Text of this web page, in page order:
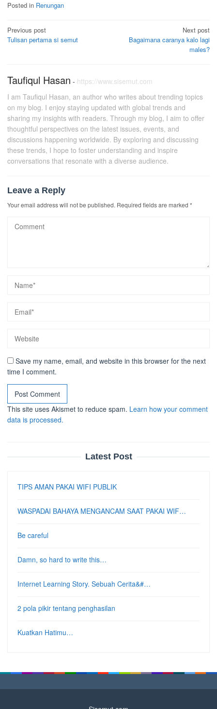
Posted in Renungan
Post
navigation
Previous post
Tulisan pertama si semut
Next post
Bagaimana caranya kalo lagi
males?
Taufiqul Hasan - https://www.sisemut.com
I am Taufiqul Hasan, an author who writes about trending topics
on my blog. I enjoy staying updated with global trends and
sharing my insights with readers. Through my blog, I aim to offer
thoughtful perspectives on the latest issues, events, and
discussions happening worldwide. By exploring and discussing
these trends, I hope to foster understanding and inspire
conversations that resonate with a diverse audience.
Leave a Reply
Your email address will not be published. Required fields are marked *
Save my name, email, and website in this browser for the next
time I comment.
This site uses Akismet to reduce spam. Learn how your comment
data is processed.
Latest Post
TIPS AMAN PAKAI WIFI PUBLIK
WASPADAI BAHAYA MENGANCAM SAAT PAKAI WIF…
Be careful
Damn, so hard to write this…
Internet Learning Story. Sebuah Cerita&#…
2 pola pikir tentang penghasilan
Kuatkan Hatimu…